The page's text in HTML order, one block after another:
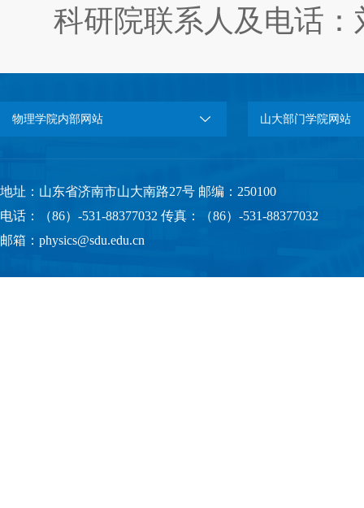
科研院联系人及电话：
物理学院内部网站 山大部门学院网站
地址：山东省济南市山大南路27号 邮编：250100
电话：（86）-531-88377032 传真：（86）-531-88377032
邮箱：physics@sdu.edu.cn